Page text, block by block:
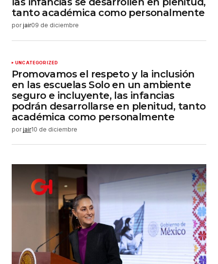
tanto académica como personalmente
por jair09 de diciembre
UNCATEGORIZED
Promovamos el respeto y la inclusión
en las escuelas Solo en un ambiente
seguro e incluyente, las infancias
podrán desarrollarse en plenitud, tanto
académica como personalmente
por jair10 de diciembre